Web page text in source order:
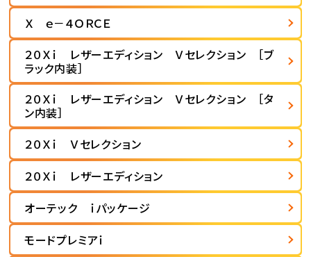
Ｘ ｅ－４ＯＲＣＥ
２０Ｘｉ レザーエディション Ｖセレクション ［ブ
ラック内装］
２０Ｘｉ レザーエディション Ｖセレクション ［タ
ン内装］
２０Ｘｉ Ｖセレクション
２０Ｘｉ レザーエディション
オーテック ｉパッケージ
モードプレミアｉ